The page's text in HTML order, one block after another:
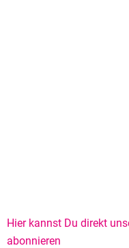
Hier kannst Du direkt
abonnieren